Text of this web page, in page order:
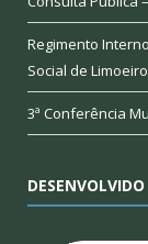
Regimento
Social de
3ª Conferência